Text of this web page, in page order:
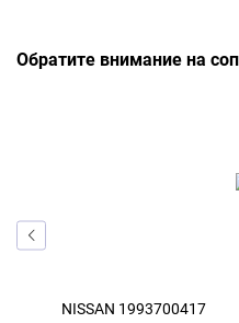
Обратите внимание на
NISSAN 1993700417